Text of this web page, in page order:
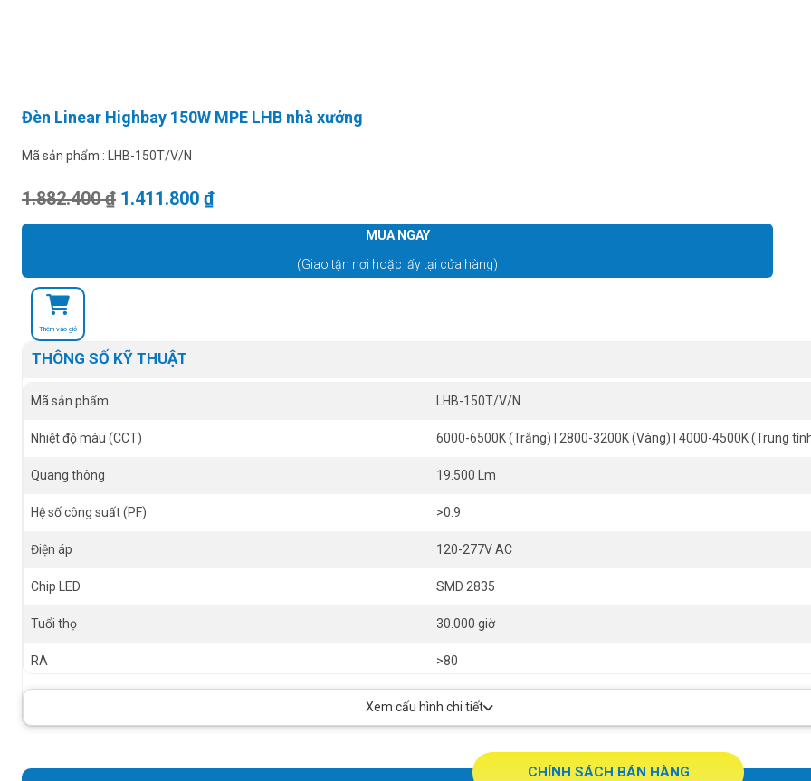
Đèn Linear Highbay 150W MPE LHB nhà xưởng
Mã sản phẩm : LHB-150T/V/N
1.882.400₫ Giá gốc là: 1.882.400 ₫.
1.411.800 ₫Giá hiện tại là: 1.411.800 ₫.
MUA NGAY
(Giao tận nơi hoặc lấy tại cửa hàng)
Thêm vào giỏ
THÔNG SỐ KỸ THUẬT
Mã sản phẩm LHB-150T/V/N
Nhiệt độ màu (CCT) 6000-6500K (Trắng) | 2800-3200K (Vàng) | 4000-4500K (Trung
Quang thông 19.500 Lm
Hệ số công suất (PF) >0.9
Điện áp 120-277V AC
Chip LED SMD 2835
Tuổi thọ 30.000 giờ
RA >80
362 x 241 x 51mm
Xem cấu hình chi tiết
CHÍNH SÁCH BÁN HÀNG